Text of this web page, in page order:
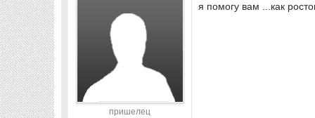
пришелец
я помогу вам ...как